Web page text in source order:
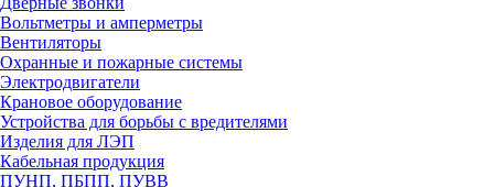
Вольтметры и амперметры
Вентиляторы
Охранные и пожарные системы
Электродвигатели
Крановое оборудование
Устройства для борьбы с вредителями
Изделия для ЛЭП
Кабельная продукция
ПУНП, ПБПП, ПУВВ